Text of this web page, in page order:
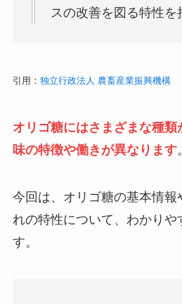
スの改善を図る特性を
引用： 独立行政法人 農畜産業振興機構
オリゴ糖にはさまざまな種
味の特徴や働きが異なります。
今回は、オリゴ糖の基本情報
れの特性について、わかりや
す。